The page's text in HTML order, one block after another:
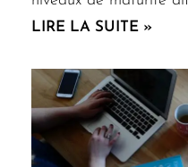
LIRE LA SUITE »